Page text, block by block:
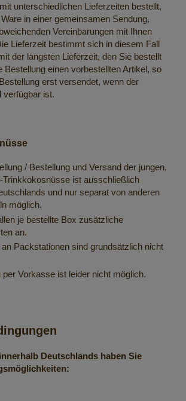
unterschiedlichen Lieferzeiten bestellt,
in einer gemeinsamen Sendung,
Vereinbarungen mit Ihnen
Lieferzeit bestimmt sich in diesem Fall
der längsten Lieferzeit, den Sie bestellt
Bestellung einen vorbestellten Artikel, so
erst versendet, wenn der
verfügbar ist.
/ Bestellung und Versand der jungen,
Trinkkokosnüsse ist ausschließlich
und nur separat von anderen
möglich.
je bestellte Box zusätzliche
an.
an Packstationen sind grundsätzlich nicht
per Vorkasse ist leider nicht möglich.
Deutschlands haben Sie